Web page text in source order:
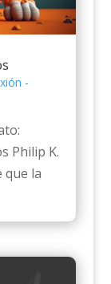
-
Philip K.
que la